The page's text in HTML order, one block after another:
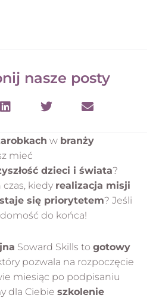
nasze posty
w branży
mieć
dzieci i świata?
czas, kiedy realizacja misji
staje się priorytetem? Jeśli
do końca!
Soward Skills to gotowy
pozwala na rozpoczęcie
miesiąc po podpisaniu
dla Ciebie szkolenie